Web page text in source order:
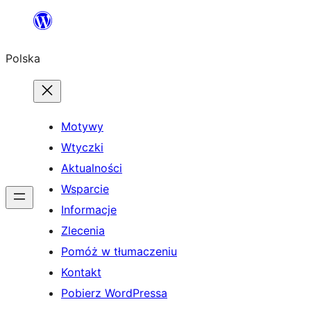
Przejdź
treści
Polska
Motywy
Wtyczki
Aktualności
Wsparcie
Informacje
Zlecenia
Pomóż w tłumaczeniu
Kontakt
Pobierz WordPressa